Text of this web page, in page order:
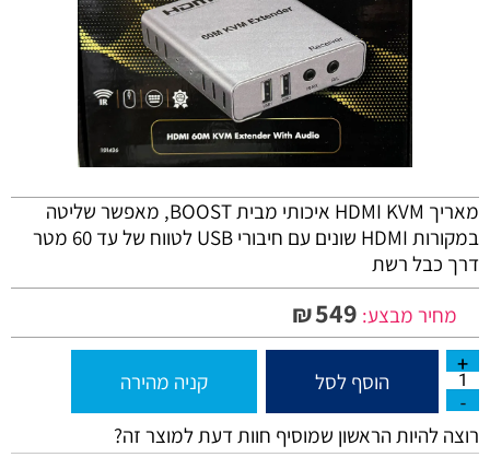
מאריך HDMI KVM איכותי מבית BOOST, מאפשר שליטה
במקורות HDMI שונים עם חיבורי USB לטווח של עד 60 מטר
דרך כבל רשת
מחיר מבצע:
₪549
הוסף לסל קניה מהירה
רוצה להיות הראשון שמוסיף חוות דעת למוצר זה?